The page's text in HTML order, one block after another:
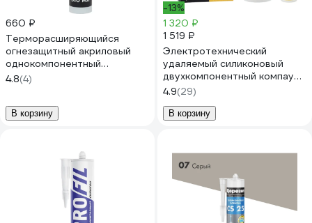
660 ₽
Терморасширяющийся
огнезащитный акриловый
однокомпонентный
герметик Gigant картридж
400 гр GFS-01
4.8(4)
В корзину
-13%
1 320 ₽
1 519 ₽
Электротехнический
удаляемый силиконовый
двухкомпонентный компаунд
НПК СТЭП STEP-M3 0,5 кг
00-00001177
4.9(29)
В корзину